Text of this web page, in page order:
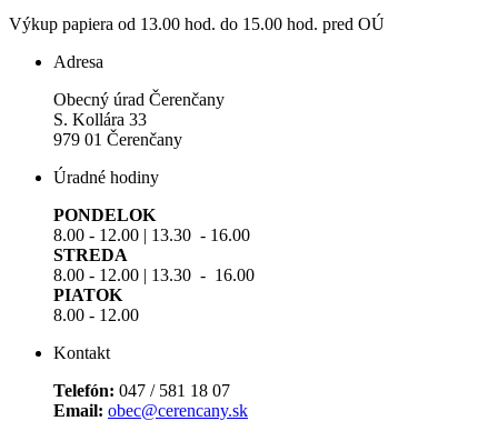
Výkup papiera od 13.00 hod. do 15.00 hod. pred OÚ
Adresa
Obecný úrad Čerenčany
S. Kollára 33
979 01 Čerenčany
Úradné hodiny
PONDELOK
8.00 - 12.00 | 13.30 - 16.00
STREDA
8.00 - 12.00 | 13.30 - 16.00
PIATOK
8.00 - 12.00
Kontakt
Telefón: 047 / 581 18 07
Email: obec@cerencany.sk